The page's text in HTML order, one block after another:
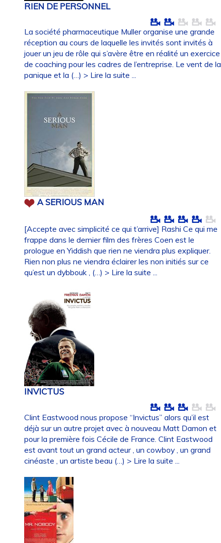
RIEN DE PERSONNEL
La société pharmaceutique Muller organise une grande
réception au cours de laquelle les invités sont invités à
jouer un jeu de rôle qui s’avère être en réalité un exercice
de coaching pour les cadres de l’entreprise. Le vent de la
panique et la (…) > Lire la suite ...
A SERIOUS MAN
[Accepte avec simplicité ce qui t’arrive] Rashi Ce qui me
frappe dans le dernier film des frères Coen est le
prologue en Yiddish que rien ne viendra plus expliquer.
Rien non plus ne viendra éclairer les non initiés sur ce
qu’est un dybbouk , (…) > Lire la suite ...
INVICTUS
Clint Eastwood nous propose “Invictus” alors qu’il est
déjà sur un autre projet avec à nouveau Matt Damon et
pour la première fois Cécile de France. Clint Eastwood
est avant tout un grand acteur , un cowboy , un grand
cinéaste , un artiste beau (…) > Lire la suite ...